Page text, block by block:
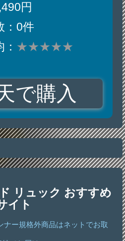
円
：0件
★★★★★
で購入
リュック おすすめ
イト
ナー規格外商品はネットでお取